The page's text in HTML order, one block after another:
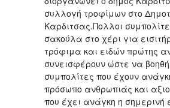
συλλογή τροφίμων στο
Καρδιτσας.Πολλοι
σακούλα στο χέρι για
τρόφιμα και ειδών πρώτης
συνεισφέρουν ώστε να
συμπολίτες που έχουν
πρόσωπο ανθρωπιάς και
που έχει ανάγκη η σημερινή